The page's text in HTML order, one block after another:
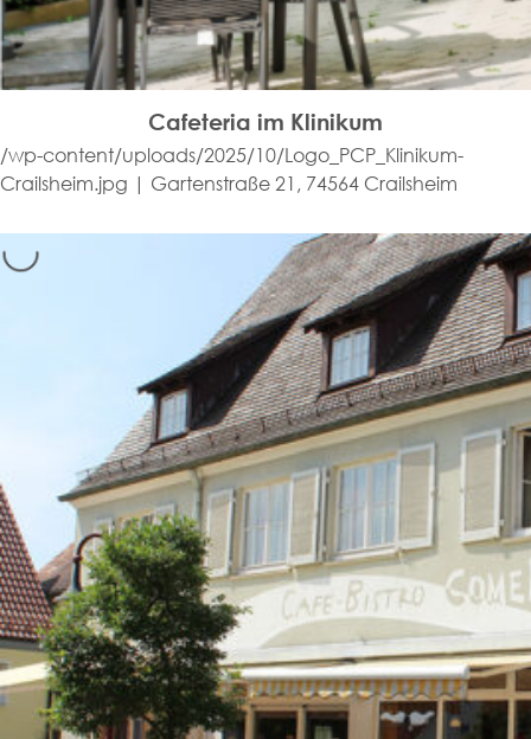
Cafeteria im Klinikum
/wp-content/uploads/2025/10/Logo_PCP_Klinikum-
Crailsheim.jpg | Gartenstraße 21, 74564 Crailsheim